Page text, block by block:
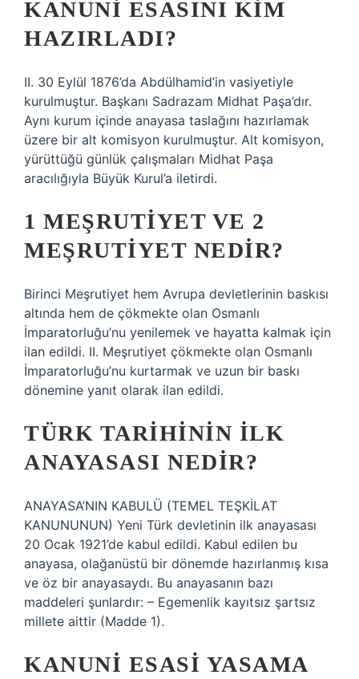
KANUNI ESASINI KIM
HAZIRLADI?
II. 30 Eylül 1876’da Abdülhamid’in vasiyetiyle
kurulmuştur. Başkanı Sadrazam Midhat Paşa’dır.
Aynı kurum içinde anayasa taslağını hazırlamak
üzere bir alt komisyon kurulmuştur. Alt komisyon,
yürüttüğü günlük çalışmaları Midhat Paşa
aracılığıyla Büyük Kurul’a iletirdi.
1 MEŞRUTIYET VE 2
MEŞRUTIYET NEDIR?
Birinci Meşrutiyet hem Avrupa devletlerinin baskısı
altında hem de çökmekte olan Osmanlı
İmparatorluğu’nu yenilemek ve hayatta kalmak için
ilan edildi. II. Meşrutiyet çökmekte olan Osmanlı
İmparatorluğu’nu kurtarmak ve uzun bir baskı
dönemine yanıt olarak ilan edildi.
TÜRK TARIHININ ILK
ANAYASASI NEDIR?
ANAYASA’NIN KABULÜ (TEMEL TEŞKİLAT
KANUNUNUN) Yeni Türk devletinin ilk anayasası
20 Ocak 1921’de kabul edildi. Kabul edilen bu
anayasa, olağanüstü bir dönemde hazırlanmış kısa
ve öz bir anayasaydı. Bu anayasanın bazı
maddeleri şunlardır: – Egemenlik kayıtsız şartsız
millete aittir (Madde 1).
KANUNI ESASI YASAMA